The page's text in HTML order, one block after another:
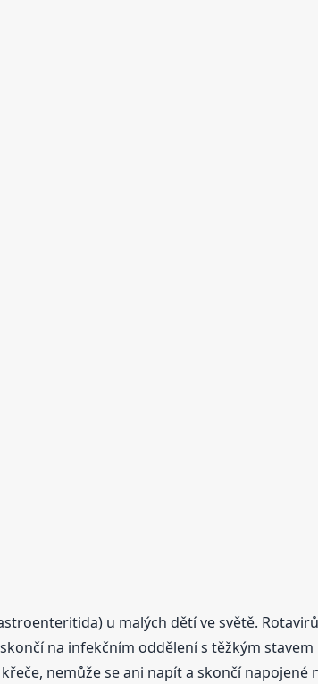
u malých dětí ve světě.
na infekčním oddělení s těžkým stavem
nemůže se ani napít a skončí napojené